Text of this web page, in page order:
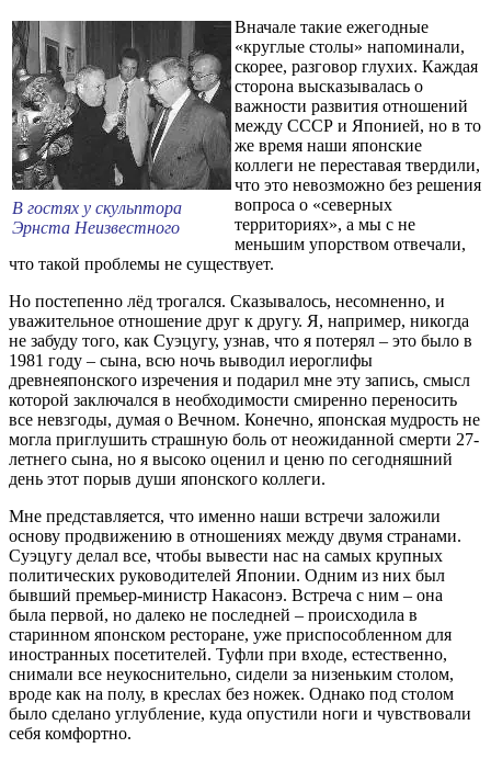
В гостях у скульптора
Эрнста Неизвестного
Вначале такие ежегодные
«круглые столы» напоминали,
скорее, разговор глухих. Каждая
сторона высказывалась о
важности развития отношений
между СССР и Японией, но в то
же время наши японские
коллеги не переставая твердили,
что это невозможно без решения
вопроса о «северных
территориях», а мы с не
меньшим упорством отвечали,
что такой проблемы не существует.
Но постепенно лёд трогался. Сказывалось, несомненно, и
уважительное отношение друг к другу. Я, например, никогда
не забуду того, как Суэцугу, узнав, что я потерял – это было в
1981 году – сына, всю ночь выводил иероглифы
древнеяпонского изречения и подарил мне эту запись, смысл
которой заключался в необходимости смиренно переносить
все невзгоды, думая о Вечном. Конечно, японская мудрость не
могла приглушить страшную боль от неожиданной смерти 27-
летнего сына, но я высоко оценил и ценю по сегодняшний
день этот порыв души японского коллеги.
Мне представляется, что именно наши встречи заложили
основу продвижению в отношениях между двумя странами.
Суэцугу делал все, чтобы вывести нас на самых крупных
политических руководителей Японии. Одним из них был
бывший премьер-министр Накасонэ. Встреча с ним – она
была первой, но далеко не последней – происходила в
старинном японском ресторане, уже приспособленном для
иностранных посетителей. Туфли при входе, естественно,
снимали все неукоснительно, сидели за низеньким столом,
вроде как на полу, в креслах без ножек. Однако под столом
было сделано углубление, куда опустили ноги и чувствовали
себя комфортно.